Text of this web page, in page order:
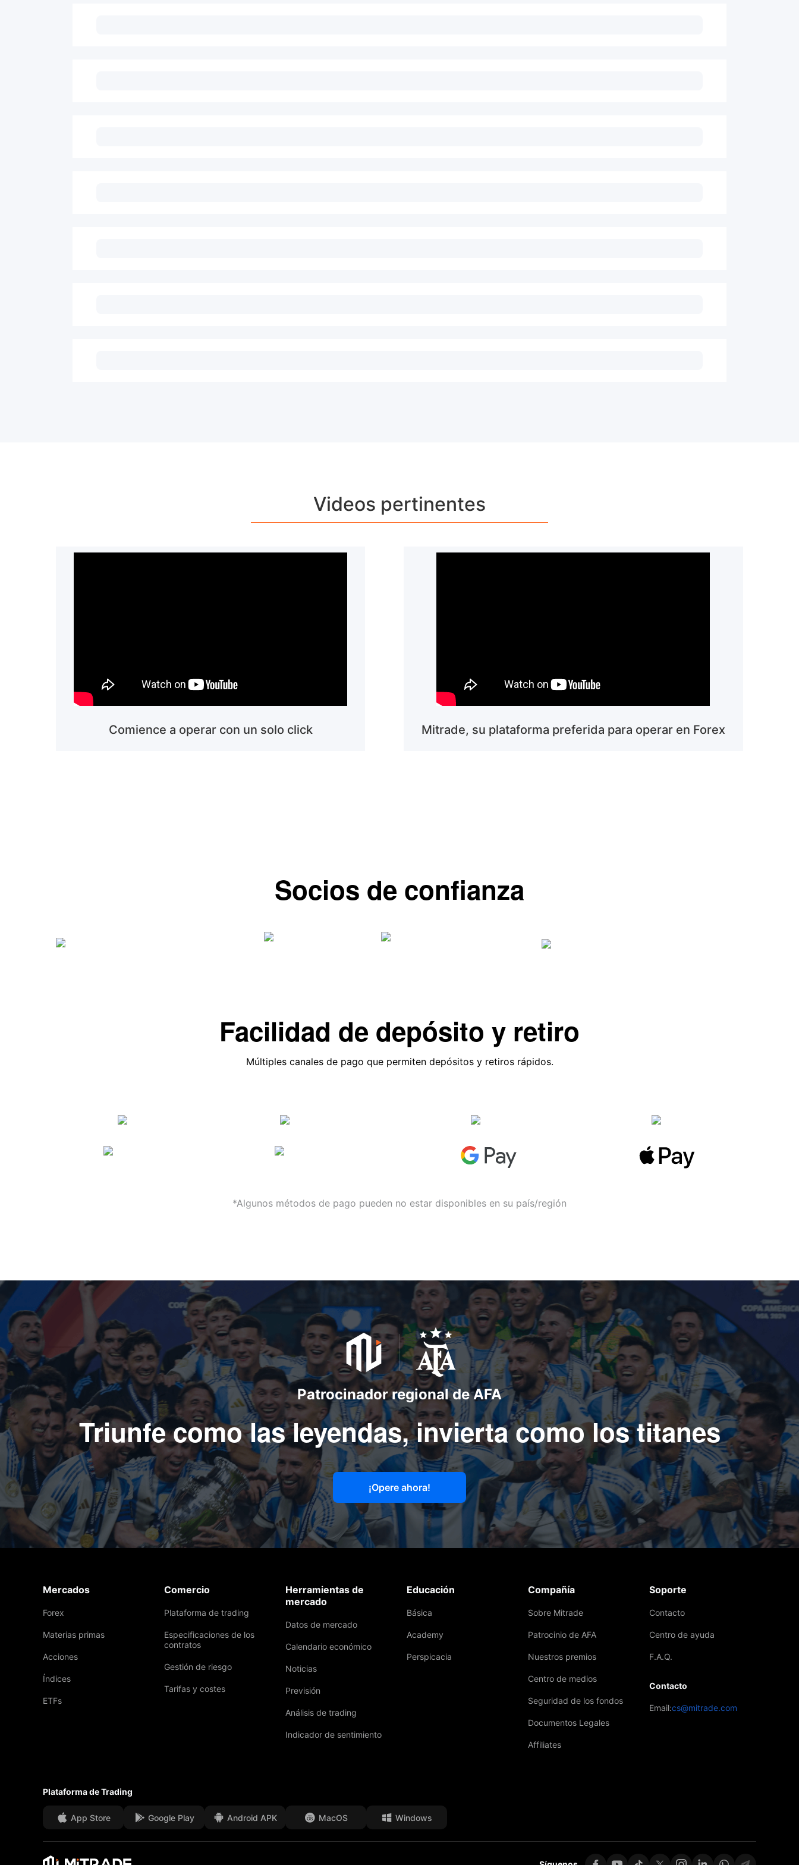
Videos pertinentes
Comience a operar con un solo click Mitrade, su plataforma preferida para operar en Forex
Socios de confianza
Facilidad de depósito y retiro
Múltiples canales de pago que permiten depósitos y retiros rápidos.
*Algunos métodos de pago pueden no estar disponibles en su país/región
Patrocinador regional de AFA
Triunfe como las leyendas, invierta como los titanes
¡Opere ahora!
Mercados
Forex
Materias primas
Acciones
Índices
ETFs
Comercio
Plataforma de trading
Especificaciones de los
contratos
Gestión de riesgo
Tarifas y costes
Herramientas de
mercado
Datos de mercado
Calendario económico
Noticias
Previsión
Análisis de trading
Indicador de sentimiento
Educación
Básica
Academy
Perspicacia
Compañía
Sobre Mitrade
Patrocinio de AFA
Nuestros premios
Centro de medios
Seguridad de los fondos
Documentos Legales
Affiliates
Soporte
Contacto
Centro de ayuda
F.A.Q.
Contacto
Email:cs@mitrade.com
Plataforma de Trading
App Store Google Play Android APK MacOS Windows